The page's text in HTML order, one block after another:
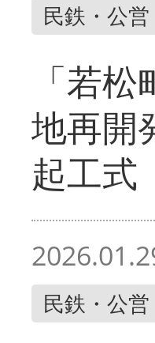
民鉄・公
「若
地再
起工式
民鉄・公